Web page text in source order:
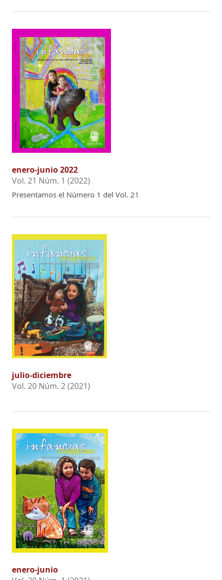
enero-junio 2022
Vol. 21 Núm. 1 (2022)
Presentamos el Número 1 del Vol. 21
julio-diciembre
Vol. 20 Núm. 2 (2021)
enero-junio